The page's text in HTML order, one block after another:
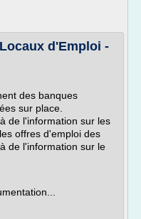
d'Emploi -
des banques
sur place.
de l'information sur les
offres d'emploi des
de l'information sur le